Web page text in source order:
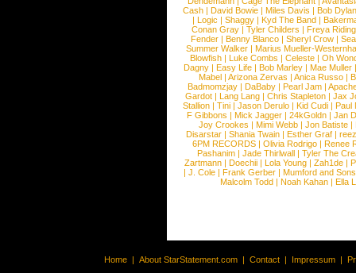
Cash | David Bowie | Miles Davis | Bob Dylan
|Logic |Shaggy |Kyd The Band |
Conan Gray |Tyler Childers |Freya
Fender |Benny Blanco |Sheryl Crow |
Summer Walker |Marius Mueller-
Blowfish | Luke Combs | Celeste | Oh
Dagny |Easy Life |Bob Marley |Mae Muller
Mabel |Arizona Zervas |Anica Russo |
Badmomzjay |DaBaby |Pearl Jam |
Gardot | Lang Lang | Chris Stapleton | Jax
Stallion |Tini |Jason Derulo |Kid Cudi |Paul
F Gibbons | Mick Jagger | 24kGoldn | Jan
Joy Crookes | Mimi Webb | Jon Batiste |
Disarstar | Shania Twain | Esther Graf |
6PM RECORDS | Olivia Rodrigo | Renee
Pashanim |Jade Thirlwall |Tyler The
Zartmann | Doechii | Lola Young | Zah1de |
| J. Cole | Frank Gerber | Mumford and Sons
Malcolm Todd | Noah Kahan | Ella
Home | About StarStatement.com | Contact | Impressum |